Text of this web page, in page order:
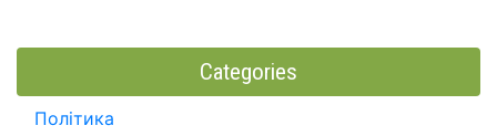
Categories
Політика